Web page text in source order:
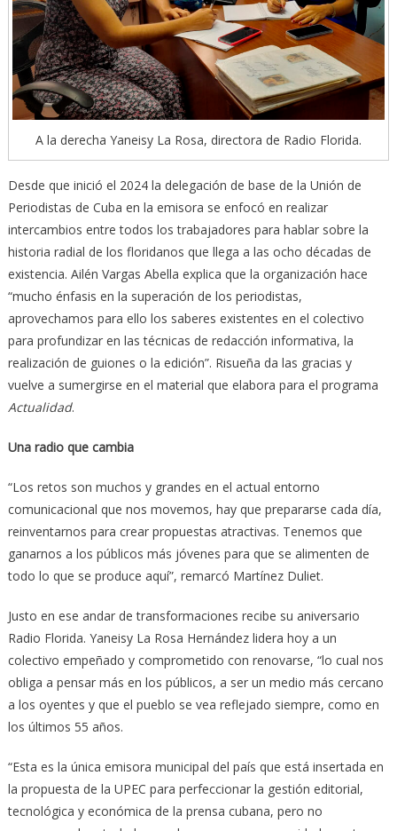
A la derecha Yaneisy La Rosa, directora de Radio Florida.
Desde que inició el 2024 la delegación de base de la Unión de
Periodistas de Cuba en la emisora se enfocó en realizar
intercambios entre todos los trabajadores para hablar sobre la
historia radial de los floridanos que llega a las ocho décadas de
existencia. Ailén Vargas Abella explica que la organización hace
“mucho énfasis en la superación de los periodistas,
aprovechamos para ello los saberes existentes en el colectivo
para profundizar en las técnicas de redacción informativa, la
realización de guiones o la edición”. Risueña da las gracias y
vuelve a sumergirse en el material que elabora para el programa
Actualidad.
Una radio que cambia
“Los retos son muchos y grandes en el actual entorno
comunicacional que nos movemos, hay que prepararse cada día,
reinventarnos para crear propuestas atractivas. Tenemos que
ganarnos a los públicos más jóvenes para que se alimenten de
todo lo que se produce aquí”, remarcó Martínez Duliet.
Justo en ese andar de transformaciones recibe su aniversario
Radio Florida. Yaneisy La Rosa Hernández lidera hoy a un
colectivo empeñado y comprometido con renovarse, “lo cual nos
obliga a pensar más en los públicos, a ser un medio más cercano
a los oyentes y que el pueblo se vea reflejado siempre, como en
los últimos 55 años.
“Esta es la única emisora municipal del país que está insertada en
la propuesta de la UPEC para perfeccionar la gestión editorial,
tecnológica y económica de la prensa cubana, pero no